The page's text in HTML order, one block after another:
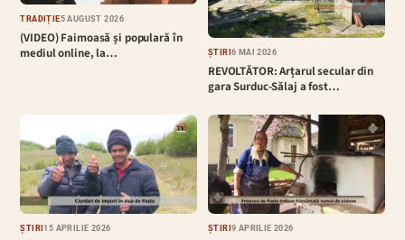
TRADIȚIE5 AUGUST 2026
(VIDEO) Faimoasă și populară în
mediul online, la…
ȘTIRI6 MAI 2026
REVOLTĂTOR: Arțarul secular din
gara Surduc-Sălaj a fost…
ȘTIRI15 APRILIE 2026 ȘTIRI9 APRILIE 2026